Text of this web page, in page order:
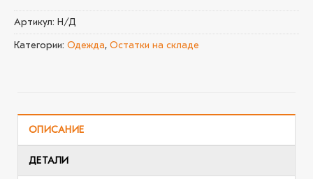
Артикул: Н/Д
Категории: Одежда, Остатки на складе
ОПИСАНИЕ
ДЕТАЛИ